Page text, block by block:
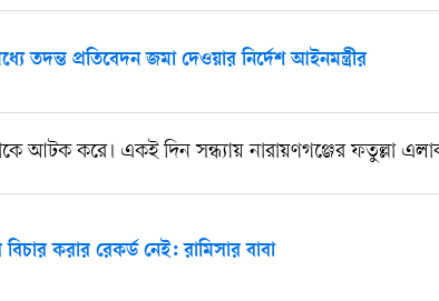
তদন্ত প্রতিবেদন জমা দেওয়ার নির্দেশ আইনমন্ত্রীর
আটক করে। একই দিন সন্ধ্যায় নারায়ণগঞ্জের ফতুল্লা
করার রেকর্ড নেই: রামিসার বাবা